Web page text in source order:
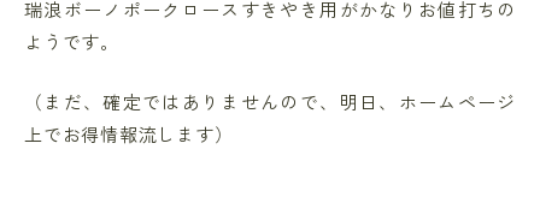
瑞浪ボーノポークロースすきやき用がかなりお値打ちの
ようです。
（まだ、確定ではありませんので、明日、ホームページ
上でお得情報流します）